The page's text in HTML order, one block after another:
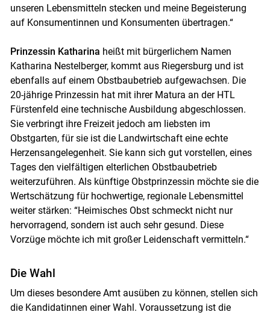
Skip to main content
unseren Lebensmitteln stecken und meine Begeisterung
auf Konsumentinnen und Konsumenten übertragen.“
Prinzessin Katharina heißt mit bürgerlichem Namen
Katharina Nestelberger, kommt aus Riegersburg und ist
ebenfalls auf einem Obstbaubetrieb aufgewachsen. Die
20-jährige Prinzessin hat mit ihrer Matura an der HTL
Fürstenfeld eine technische Ausbildung abgeschlossen.
Sie verbringt ihre Freizeit jedoch am liebsten im
Obstgarten, für sie ist die Landwirtschaft eine echte
Herzensangelegenheit. Sie kann sich gut vorstellen, eines
Tages den vielfältigen elterlichen Obstbaubetrieb
weiterzuführen. Als künftige Obstprinzessin möchte sie die
Wertschätzung für hochwertige, regionale Lebensmittel
weiter stärken: “Heimisches Obst schmeckt nicht nur
hervorragend, sondern ist auch sehr gesund. Diese
Vorzüge möchte ich mit großer Leidenschaft vermitteln.“
Die Wahl
Um dieses besondere Amt ausüben zu können, stellen sich
die Kandidatinnen einer Wahl. Voraussetzung ist die